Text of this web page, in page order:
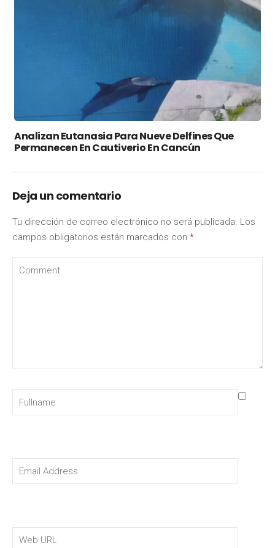
Analizan Eutanasia Para Nueve Delfines Que
Permanecen En Cautiverio En Cancún
Deja un comentario
Tu dirección de correo electrónico no será publicada. Los
campos obligatorios están marcados con *